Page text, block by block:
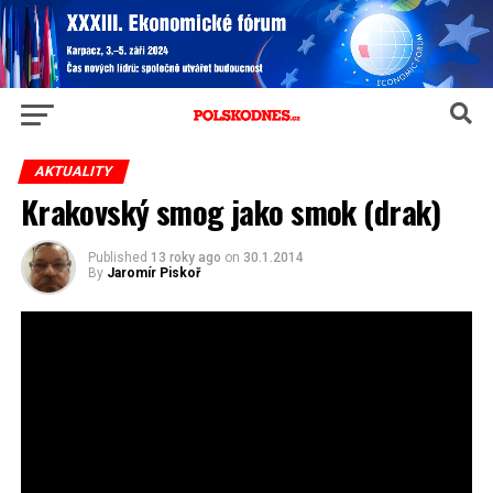
AKTUALITY
Krakovský smog jako smok (drak)
Published 13 roky ago on 30.1.2014
By Jaromír Piskoř